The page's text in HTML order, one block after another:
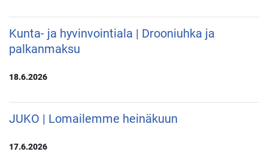
Kunta- ja hyvinvointiala | Drooniuhka ja
palkanmaksu
18.6.2026
JUKO | Lomailemme heinäkuun
17.6.2026